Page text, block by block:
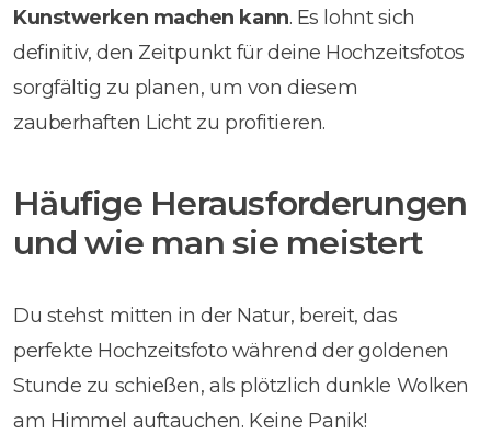
Kunstwerken machen kann. Es lohnt sich
definitiv, den Zeitpunkt für deine Hochzeitsfotos
sorgfältig zu planen, um von diesem
zauberhaften Licht zu profitieren.
Häufige Herausforderungen
und wie man sie meistert
Du stehst mitten in der Natur, bereit, das
perfekte Hochzeitsfoto während der goldenen
Stunde zu schießen, als plötzlich dunkle Wolken
am Himmel auftauchen. Keine Panik!